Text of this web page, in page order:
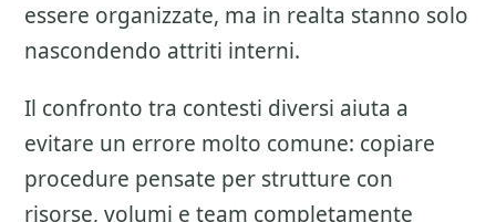
essere organizzate, ma in realta stanno solo
nascondendo attriti interni.
Il confronto tra contesti diversi aiuta a
evitare un errore molto comune: copiare
procedure pensate per strutture con
risorse, volumi e team completamente